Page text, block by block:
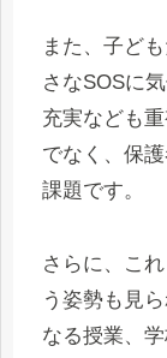
また、子ど
さなSOSに
充実なども
でなく、保
課題です。
さらに、こ
う姿勢も見
なる授業、